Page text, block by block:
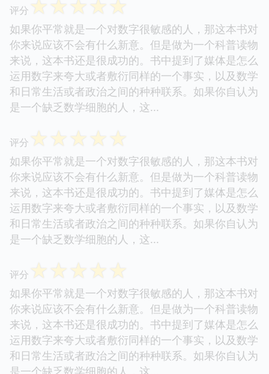
评分 ☆☆☆☆☆
如果你平常就是一个对数字很敏感的人，那这本书对
你来说应该不会有什么新意。但是做为一个科普读物
来说，这本书还是很成功的。书中提到了媒体是怎么
运用数字来夸大或者敷衍同样的一个事实，以及数学
和日常生活或者政治之间的种种联系。如果你自认为
是一个缺乏数学细胞的人，这...
评分 ☆☆☆☆☆
如果你平常就是一个对数字很敏感的人，那这本书对
你来说应该不会有什么新意。但是做为一个科普读物
来说，这本书还是很成功的。书中提到了媒体是怎么
运用数字来夸大或者敷衍同样的一个事实，以及数学
和日常生活或者政治之间的种种联系。如果你自认为
是一个缺乏数学细胞的人，这...
评分 ☆☆☆☆☆
如果你平常就是一个对数字很敏感的人，那这本书对
你来说应该不会有什么新意。但是做为一个科普读物
来说，这本书还是很成功的。书中提到了媒体是怎么
运用数字来夸大或者敷衍同样的一个事实，以及数学
和日常生活或者政治之间的种种联系。如果你自认为
是一个缺乏数学细胞的人，这...